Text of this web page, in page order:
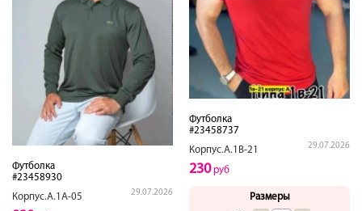
Футболка
#23458930
Корпус.А.1А-05
29.07.2026
Футболка
#23458737
Корпус.А.1В-21
29.07.2026
230руб
Размеры